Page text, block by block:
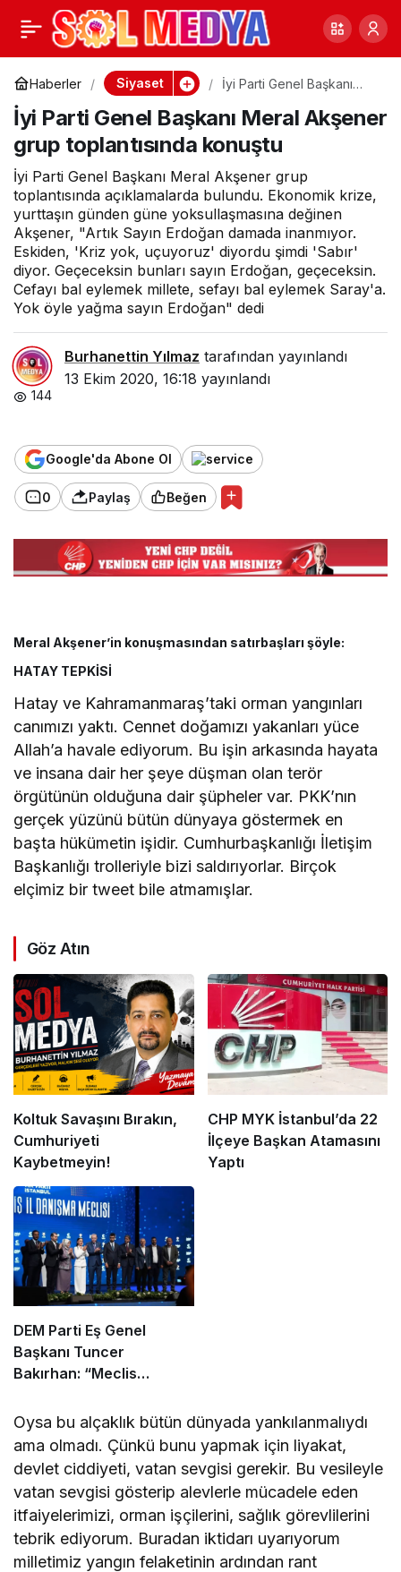
Haberler Siyaset
İyi Parti Genel Başkanı
toplantısında konuştu
İyi Parti Genel Başkanı Meral Akşener
grup toplantısında konuştu
İyi Parti Genel Başkanı Meral Akşener grup
toplantısında açıklamalarda bulundu. Ekonomik krize,
yurttaşın günden güne yoksullaşmasına değinen
Akşener, "Artık Sayın Erdoğan damada inanmıyor.
Eskiden, 'Kriz yok, uçuyoruz' diyordu şimdi 'Sabır'
diyor. Geçeceksin bunları sayın Erdoğan, geçeceksin.
Cefayı bal eylemek millete, sefayı bal eylemek Saray'a.
Yok öyle yağma sayın Erdoğan" dedi
Burhanettin Yılmaz tarafından yayınlandı
13 Ekim 2020, 16:18 yayınlandı
144
Google'da Abone Ol
0 Paylaş Beğen
Meral Akşener’in konuşmasından satırbaşları şöyle:
HATAY TEPKİSİ
Hatay ve Kahramanmaraş’taki orman yangınları
canımızı yaktı. Cennet doğamızı yakanları yüce
Allah’a havale ediyorum. Bu işin arkasında hayata
ve insana dair her şeye düşman olan terör
örgütünün olduğuna dair şüpheler var. PKK’nın
gerçek yüzünü bütün dünyaya göstermek en
başta hükümetin işidir. Cumhurbaşkanlığı İletişim
Başkanlığı trolleriyle bizi saldırıyorlar. Birçok
elçimiz bir tweet bile atmamışlar.
Göz Atın
Koltuk Savaşını Bırakın,
Cumhuriyeti
Kaybetmeyin!
CHP MYK İstanbul’da 22
İlçeye Başkan Atamasını
Yaptı
DEM Parti Eş Genel
Başkanı Tuncer
Bakırhan: “Meclis
yasa çıkarılmalıdır”
Oysa bu alçaklık bütün dünyada yankılanmalıydı
ama olmadı. Çünkü bunu yapmak için liyakat,
devlet ciddiyeti, vatan sevgisi gerekir. Bu vesileyle
vatan sevgisi gösterip alevlerle mücadele eden
itfaiyelerimizi, orman işçilerini, sağlık görevlilerini
tebrik ediyorum. Buradan iktidarı uyarıyorum
milletimiz yangın felaketinin ardından rant
Bahçeli’den
Kılıçdaroğlu’na erken
seçim yanıtı
0 Paylaş